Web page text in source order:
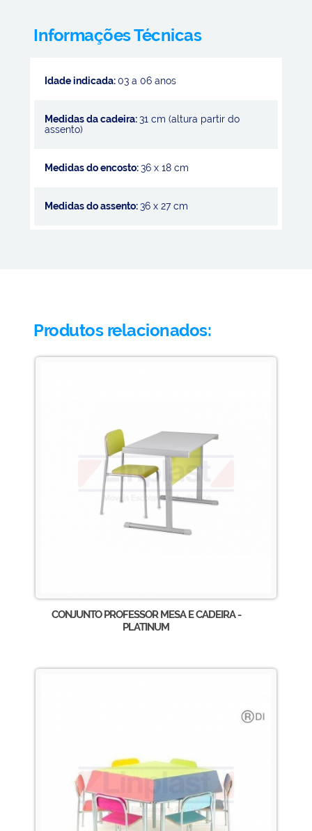
Informações Técnicas
Idade indicada:03 a 06 anos
Medidas da cadeira:31 cm (altura partir do
assento)
Medidas do encosto:36 x 18 cm
Medidas do assento:36 x 27 cm
Produtos relacionados:
CONJUNTO PROFESSOR MESA E CADEIRA -
PLATINUM